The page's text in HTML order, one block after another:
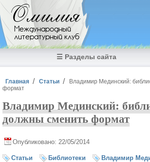
Перейти к основному содержанию
Омилия
Международный
литературный клуб
☰ Разделы сайта
Вы здесь
Главная Статьи
Владимир Мединский:
формат
Владимир Мединский:
должны сменить формат
Опубликовано: 22/05/2014
Статьи Библиотеки Владимир